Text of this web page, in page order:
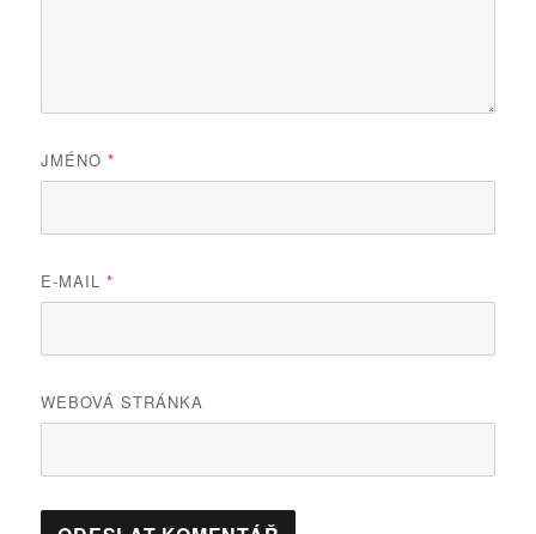
JMÉNO*
E-MAIL*
WEBOVÁ STRÁNKA